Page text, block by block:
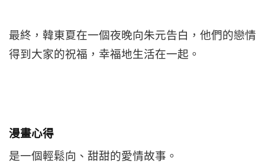
最終，韓東夏在一個夜晚向朱元告白，他們的戀情
得到大家的祝福，幸福地生活在一起。
漫畫心得
是一個輕鬆向、甜甜的愛情故事。